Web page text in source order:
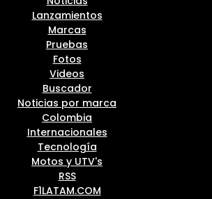
Lanzamientos
Marcas
Pruebas
Fotos
Videos
Buscador
Noticias por marca
Colombia
Internacionales
Tecnología
Motos y UTV's
RSS
F1LATAM.COM